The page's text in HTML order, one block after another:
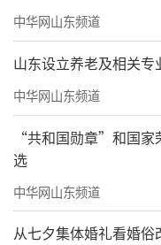
中华网山东频道
山东设立养老及相关
中华网山东频道
“共和国勋章”和国家
选
中华网山东频道
从七夕集体婚礼看婚